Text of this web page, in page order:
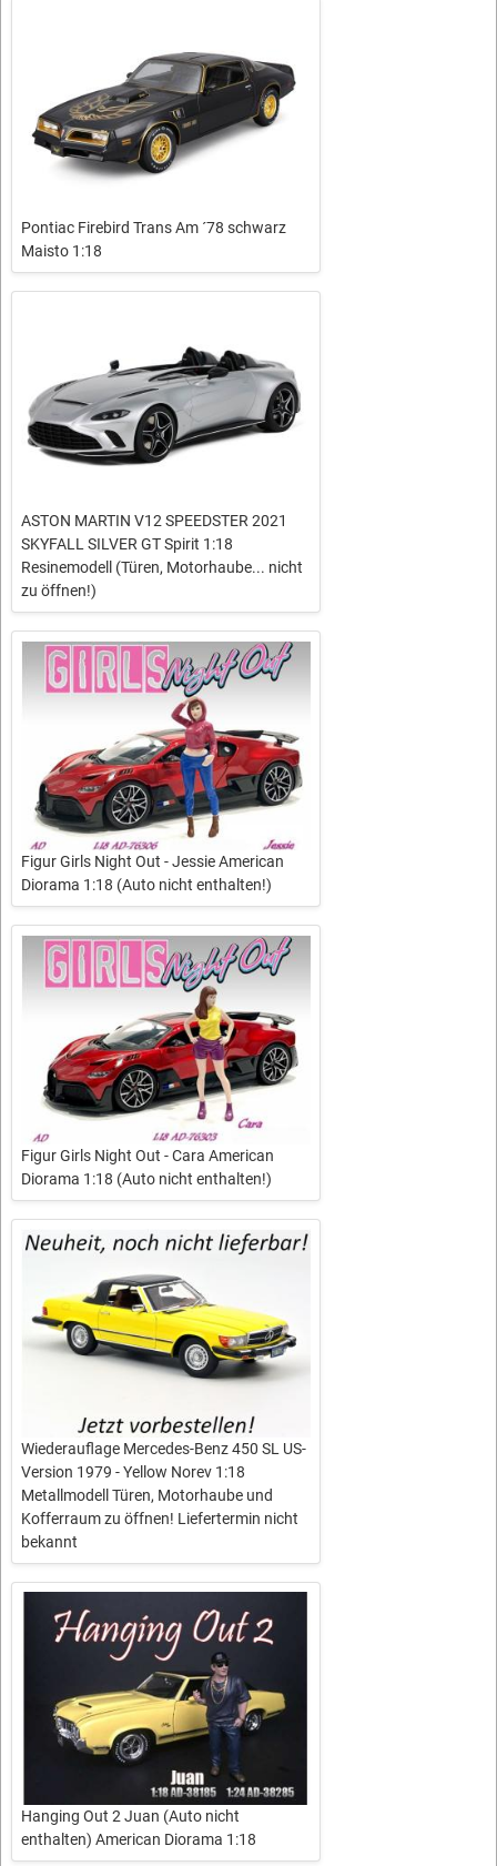
Pontiac Firebird Trans Am ´78 schwarz
Maisto 1:18
ASTON MARTIN V12 SPEEDSTER 2021
SKYFALL SILVER GT Spirit 1:18
Resinemodell (Türen, Motorhaube... nicht
zu öffnen!)
Figur Girls Night Out - Jessie American
Diorama 1:18 (Auto nicht enthalten!)
Figur Girls Night Out - Cara American
Diorama 1:18 (Auto nicht enthalten!)
Wiederauflage Mercedes-Benz 450 SL US-
Version 1979 - Yellow Norev 1:18
Metallmodell Türen, Motorhaube und
Kofferraum zu öffnen! Liefertermin nicht
bekannt
Hanging Out 2 Juan (Auto nicht
enthalten) American Diorama 1:18